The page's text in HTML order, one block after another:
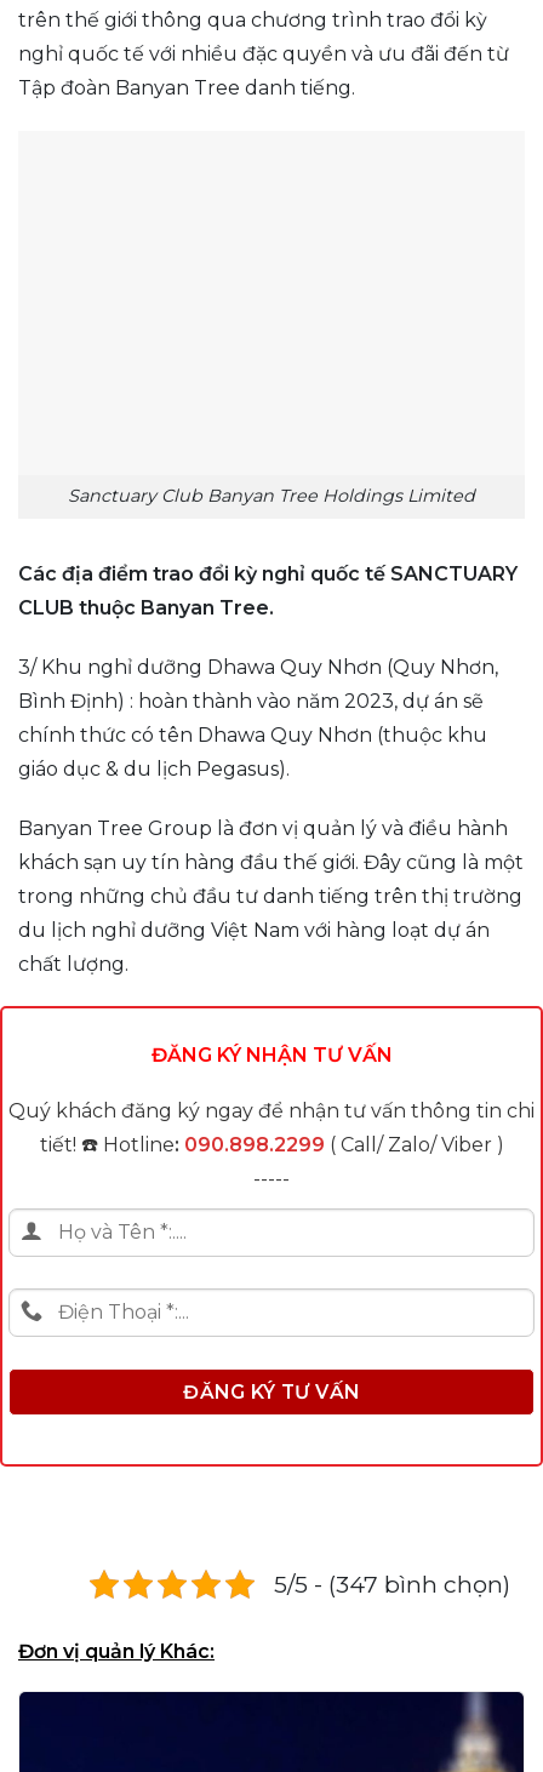
trên thế giới thông qua chương trình trao đổi kỳ
nghỉ quốc tế với nhiều đặc quyền và ưu đãi đến từ
Tập đoàn Banyan Tree danh tiếng.
Sanctuary Club Banyan Tree Holdings Limited
Các địa điểm trao đổi kỳ nghỉ quốc tế SANCTUARY
CLUB thuộc Banyan Tree.
3/ Khu nghỉ dưỡng Dhawa Quy Nhơn (Quy Nhơn,
Bình Định) : hoàn thành vào năm 2023, dự án sẽ
chính thức có tên Dhawa Quy Nhơn (thuộc khu
giáo dục & du lịch Pegasus).
Banyan Tree Group là đơn vị quản lý và điều hành
khách sạn uy tín hàng đầu thế giới. Đây cũng là một
trong những chủ đầu tư danh tiếng trên thị trường
du lịch nghỉ dưỡng Việt Nam với hàng loạt dự án
chất lượng.
ĐĂNG KÝ NHẬN TƯ VẤN
Quý khách đăng ký ngay để nhận tư vấn thông tin chi
tiết! ☎️ Hotline: 090.898.2299 ( Call/ Zalo/ Viber )
-----
5/5 - (347 bình chọn)
Đơn vị quản lý Khác: